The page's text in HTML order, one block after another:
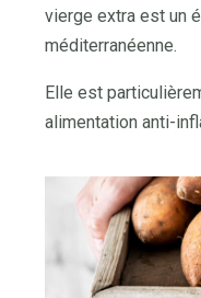
vierge extra est un
méditerranéenne.
Elle est
alimentation anti-